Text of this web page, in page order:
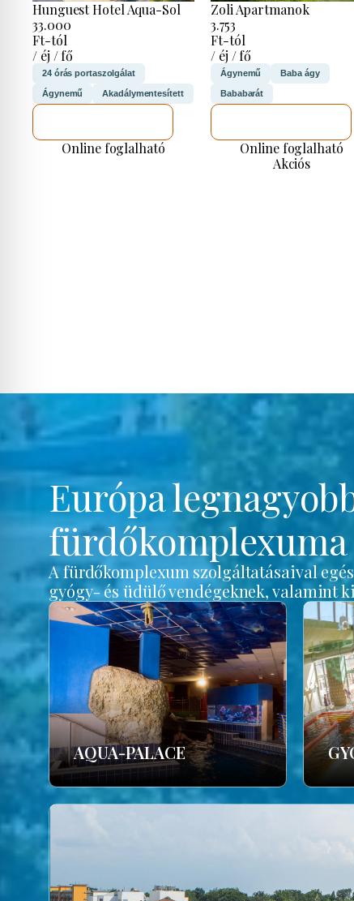
Hunguest Hotel Aqua-Sol
33.000
Ft-tól
/ éj / fő
24 órás portaszolgálat
Ágynemű Akadálymentesített
Online foglalható
Zoli Apartmanok
3.753
Ft-tól
/ éj / fő
Ágynemű Baba ágy
Bababarát
Online foglalható
Akciós
Európa
fürdőkomplexuma
A fürdőkomplexum szolgáltatásaival
gyógy- és üdülő vendégeknek, valamint
AQUA-PALACE